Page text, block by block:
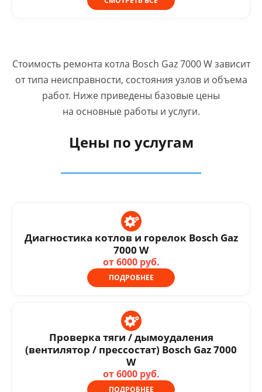
Стоимость ремонта котла Bosch Gaz 7000 W зависит
от типа неисправности, состояния узлов и объема
работ. Ниже приведены базовые цены
на основные работы и услуги.
Цены по услугам
Диагностика котлов и горелок Bosch Gaz
7000 W
от 6000 руб.
ПОДРОБНЕЕ
Проверка тяги / дымоудаления
(вентилятор / прессостат) Bosch Gaz 7000
W
от 6000 руб.
ПОДРОБНЕЕ